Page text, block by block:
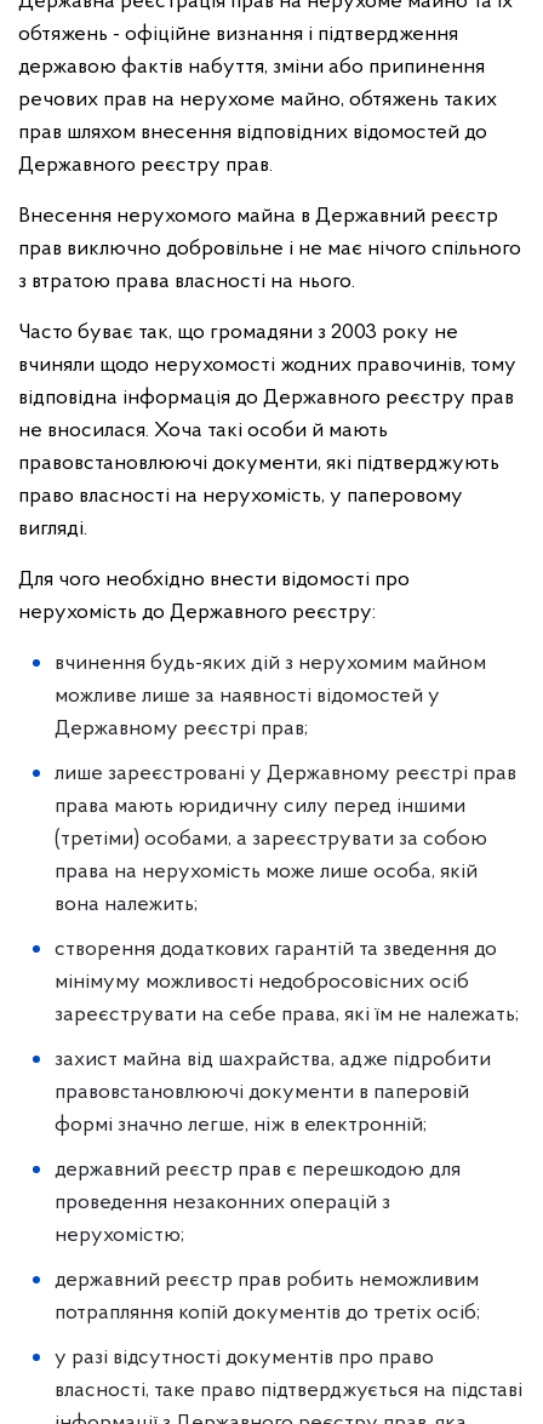
обтяжень - офіційне визнання і підтвердження
державою фактів набуття, зміни або припинення
речових прав на нерухоме майно, обтяжень таких
прав шляхом внесення відповідних відомостей до
Державного реєстру прав.
Внесення нерухомого майна в Державний реєстр
прав виключно добровільне і не має нічого спільного
з втратою права власності на нього.
Часто буває так, що громадяни з 2003 року не
вчиняли щодо нерухомості жодних правочинів, тому
відповідна інформація до Державного реєстру прав
не вносилася. Хоча такі особи й мають
правовстановлюючі документи, які підтверджують
право власності на нерухомість, у паперовому
вигляді.
Для чого необхідно внести відомості про
нерухомість до Державного реєстру:
вчинення будь-яких дій з нерухомим майном
можливе лише за наявності відомостей у
Державному реєстрі прав;
лише зареєстровані у Державному реєстрі прав
права мають юридичну силу перед іншими
(третіми) особами, а зареєструвати за собою
права на нерухомість може лише особа, якій
вона належить;
створення додаткових гарантій та зведення до
мінімуму можливості недобросовісних осіб
зареєструвати на себе права, які їм не належать;
захист майна від шахрайства, адже підробити
правовстановлюючі документи в паперовій
формі значно легше, ніж в електронній;
державний реєстр прав є перешкодою для
проведення незаконних операцій з
нерухомістю;
державний реєстр прав робить неможливим
потрапляння копій документів до третіх осіб;
у разі відсутності документів про право
власності, таке право підтверджується на підставі